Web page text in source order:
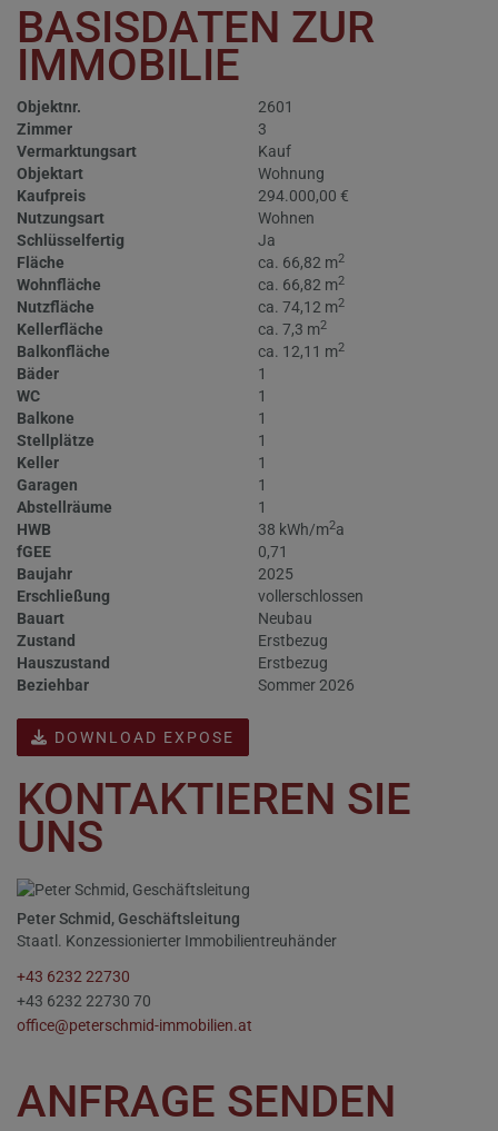
BASISDATEN ZUR
IMMOBILIE
Objektnr.
2601
Zimmer
3
Vermarktungsart
Kauf
Objektart
Wohnung
Kaufpreis
294.000,00 €
Nutzungsart
Wohnen
Schlüsselfertig
Ja
Fläche
ca. 66,82 m2
Wohnfläche ca. 66,82 m2
Nutzfläche ca. 74,12 m2
Kellerfläche ca. 7,3 m2
Balkonfläche ca. 12,11 m2
Bäder
1
WC
1
Balkone
1
Stellplätze
1
Keller
1
Garagen
1
Abstellräume
1
HWB
38 kWh/m2a
fGEE
0,71
Baujahr
2025
Erschließung
vollerschlossen
Bauart
Neubau
Zustand
Erstbezug
Hauszustand
Erstbezug
Beziehbar
Sommer 2026
DOWNLOAD EXPOSE
KONTAKTIEREN SIE
UNS
Peter Schmid, Geschäftsleitung
Staatl. Konzessionierter Immobilientreuhänder
+43 6232 22730
+43 6232 22730 70
office@peterschmid-immobilien.at
ANFRAGE SENDEN